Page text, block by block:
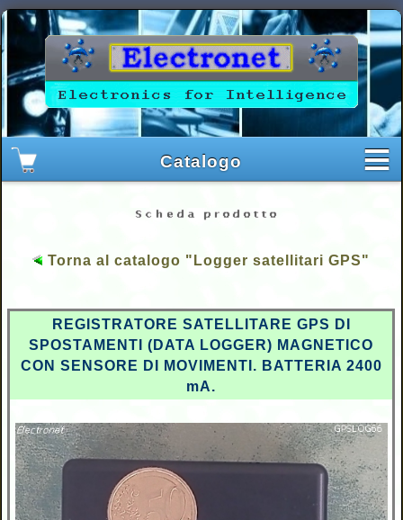
Torna al catalogo "Logger satellitari GPS"
REGISTRATORE SATELLITARE GPS DI
SPOSTAMENTI (DATA LOGGER) MAGNETICO
CON SENSORE DI MOVIMENTI. BATTERIA 2400
mA.